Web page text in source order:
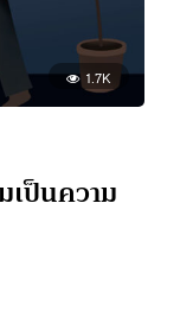
1.7K
เป็นความ